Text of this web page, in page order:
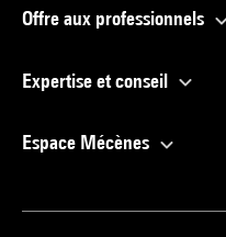
Offre aux professionnels
Expertise et conseil
Espace Mécènes